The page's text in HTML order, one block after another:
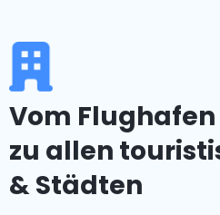
Vom
zu allen
& Städten